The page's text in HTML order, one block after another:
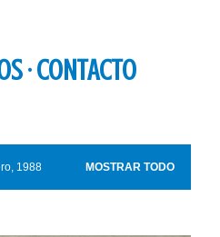
CONTACTO
1988 MOSTRAR TODO